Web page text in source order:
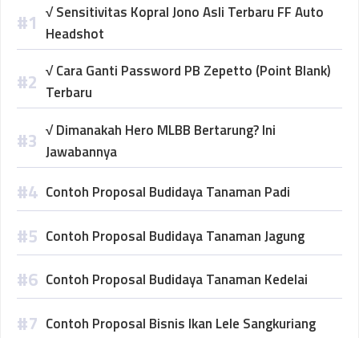
√ Sensitivitas Kopral Jono Asli Terbaru FF Auto
Headshot
√ Cara Ganti Password PB Zepetto (Point Blank)
Terbaru
√ Dimanakah Hero MLBB Bertarung? Ini
Jawabannya
Contoh Proposal Budidaya Tanaman Padi
Contoh Proposal Budidaya Tanaman Jagung
Contoh Proposal Budidaya Tanaman Kedelai
Contoh Proposal Bisnis Ikan Lele Sangkuriang